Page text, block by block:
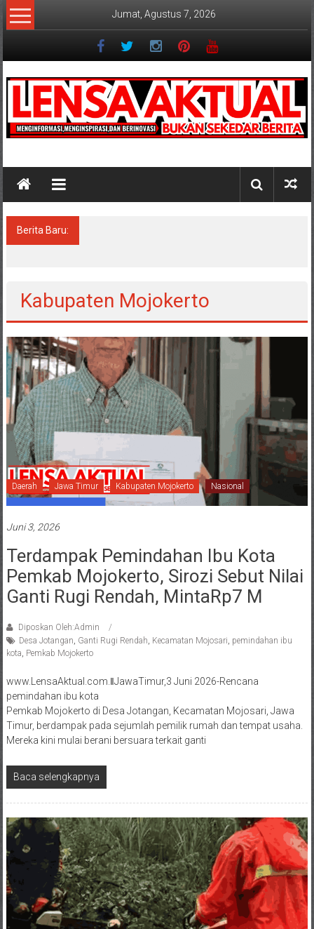
Lompat
ke
Jumat, Agustus 7, 2026
Berita Baru:
Kabupaten Mojokerto
Daerah Jawa Timur Kabupaten Mojokerto Nasional
Juni 3, 2026
Terdampak Pemindahan Ibu Kota
Pemkab Mojokerto, Sirozi Sebut Nilai
Ganti Rugi Rendah, MintaRp7 M
Diposkan Oleh:Admin
Desa Jotangan Ganti Rugi Rendah Kecamatan Mojosari pemindahan ibu
kota Pemkab Mojokerto
www.LensaAktual.com.ǁJawaTimur,3 Juni 2026-Rencana
pemindahan ibu kota
Pemkab Mojokerto di Desa Jotangan, Kecamatan Mojosari, Jawa
Timur, berdampak pada sejumlah pemilik rumah dan tempat usaha.
Mereka kini mulai berani bersuara terkait ganti
Baca selengkapnya